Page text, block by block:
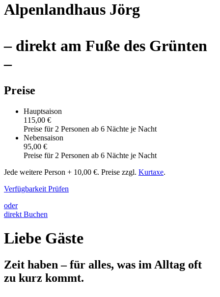
Alpenlandhaus Jörg
– direkt am Fuße des Grünten
–
Preise
Hauptsaison
115,00 €
Preise für 2 Personen ab 6 Nächte je Nacht
Nebensaison
95,00 €
Preise für 2 Personen ab 6 Nächte je Nacht
Jede weitere Person + 10,00 €. Preise zzgl. Kurtaxe.
Verfügbarkeit Prüfen
oder
direkt Buchen
Liebe Gäste
Zeit haben – für alles, was im Alltag oft
zu kurz kommt.